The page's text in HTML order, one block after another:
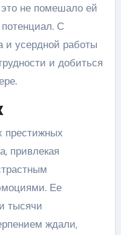
не помешало ей
С
и усердной работы
и добиться
престижных
привлекая
Ее
тысячи
ждали,